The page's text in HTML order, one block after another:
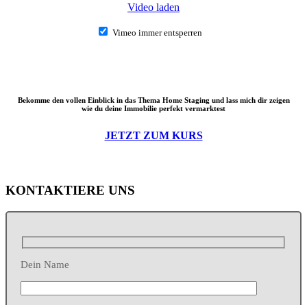
Video laden
Vimeo immer entsperren
Bekomme den vollen Einblick in das Thema Home Staging und lass mich dir zeigen
wie du deine Immobilie perfekt vermarktest
JETZT ZUM KURS
KONTAKTIERE UNS
Dein Name